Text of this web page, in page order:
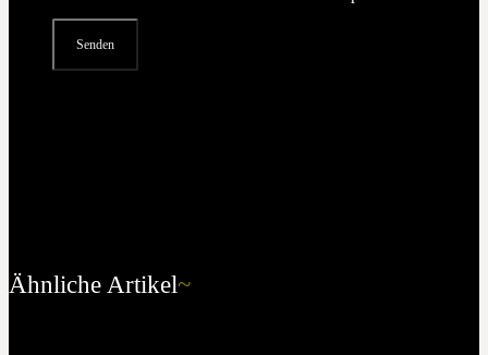
Ähnliche Artikel~